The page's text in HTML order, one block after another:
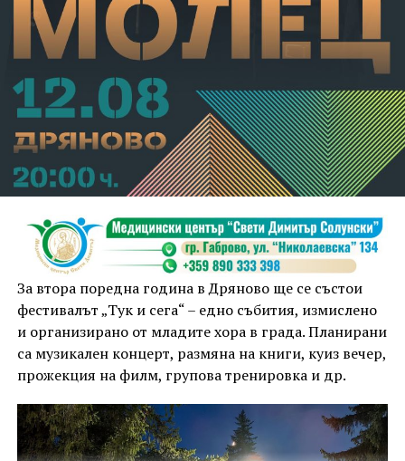
За втора поредна година в Дряново ще се състои
фестивалът „Тук и сега“ – едно събития, измислено
и организирано от младите хора в града. Планирани
са музикален концерт, размяна на книги, куиз вечер,
прожекция на филм, групова тренировка и др.